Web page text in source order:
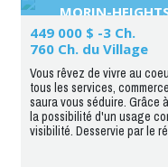
MORIN-
449 000 $ -3 Ch.
760 Ch. du Village
Vous rêvez de vivre au
tous les services,
saura vous séduire. Grâce
la possibilité d'un usage
visibilité. Desservie par le